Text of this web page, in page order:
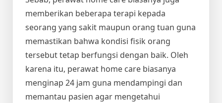
memberikan beberapa terapi kepada
seorang yang sakit maupun orang tuan guna
memastikan bahwa kondisi fisik orang
tersebut tetap berfungsi dengan baik. Oleh
karena itu, perawat home care biasanya
menginap 24 jam guna mendampingi dan
memantau pasien agar mengetahui